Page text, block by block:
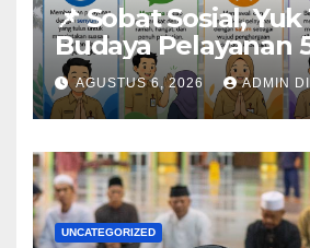
📌 Sobat Sosial,
Budaya Pelayanan
AGUSTUS 6, 2026 ADMIN
UNCATEGORIZED